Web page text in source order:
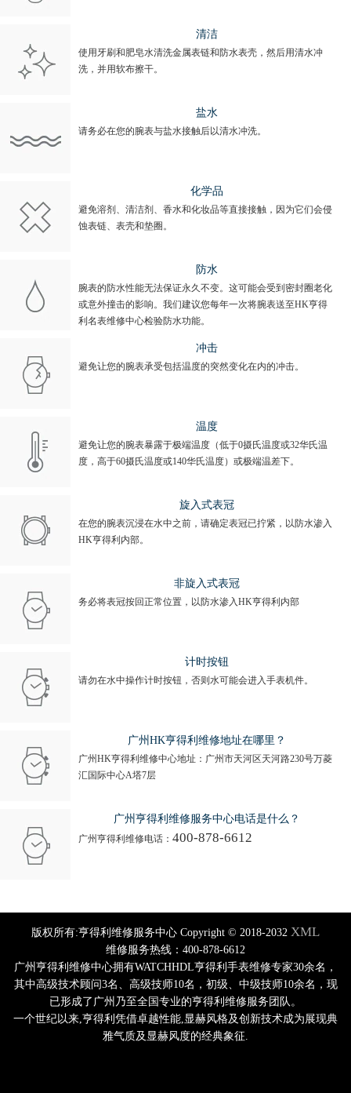
清洁
使用牙刷和肥皂水清洗金属表链和防水表壳，然后用清水冲
洗，并用软布擦干。
盐水
请务必在您的腕表与盐水接触后以清水冲洗。
化学品
避免溶剂、清洁剂、香水和化妆品等直接接触，因为它们会侵
蚀表链、表壳和垫圈。
防水
腕表的防水性能无法保证永久不变。这可能会受到密封圈老化
或意外撞击的影响。我们建议您每年一次将腕表送至HK亨得
利名表维修中心检验防水功能。
冲击
避免让您的腕表承受包括温度的突然变化在内的冲击。
温度
避免让您的腕表暴露于极端温度（低于0摄氏温度或32华氏温
度，高于60摄氏温度或140华氏温度）或极端温差下。
旋入式表冠
在您的腕表沉浸在水中之前，请确定表冠已拧紧，以防水渗入
HK亨得利内部。
非旋入式表冠
务必将表冠按回正常位置，以防水渗入HK亨得利内部
计时按钮
请勿在水中操作计时按钮，否则水可能会进入手表机件。
广州HK亨得利维修地址在哪里？
广州HK亨得利维修中心地址：广州市天河区天河路230号万菱
汇国际中心A塔7层
广州亨得利维修服务中心电话是什么？
广州亨得利维修电话： 400-878-6612
版权所有:亨得利维修服务中心 Copyright © 2018-2032 XML
维修服务热线：400-878-6612
广州亨得利维修中心拥有WATCHHDL亨得利手表维修专家30余名，
其中高级技术顾问3名、高级技师10名，初级、中级技师10余名，现
已形成了广州乃至全国专业的亨得利维修服务团队。
一个世纪以来,亨得利凭借卓越性能,显赫风格及创新技术成为展现典
雅气质及显赫风度的经典象征.